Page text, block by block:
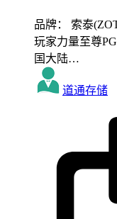
品牌： 索泰
玩家力量至尊
国大陆…
道通存储